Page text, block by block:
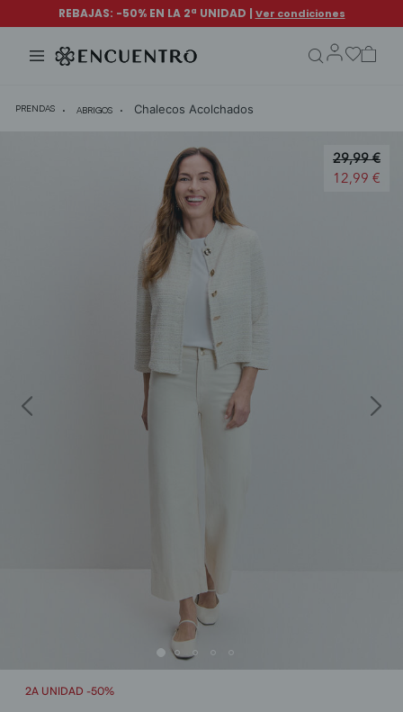
PRENDAS ABRIGOS Chalecos Acolchados
Price
29,99 €
12,99 €
2A UNIDAD -50%